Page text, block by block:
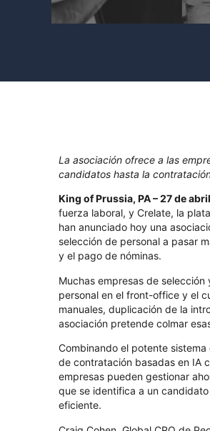
La asociación ofrece a las
candidatos hasta la
King of Prussia, PA – 27 de
fuerza laboral, y Crelate, la
han anunciado hoy una
selección de personal a pasar
y el pago de nóminas.
Muchas empresas de
personal en el front-office y el
manuales, duplicación de la
asociación pretende colmar
Combinando el potente
de contratación basadas en IA
empresas pueden gestionar
que se identifica a un
eficiente.